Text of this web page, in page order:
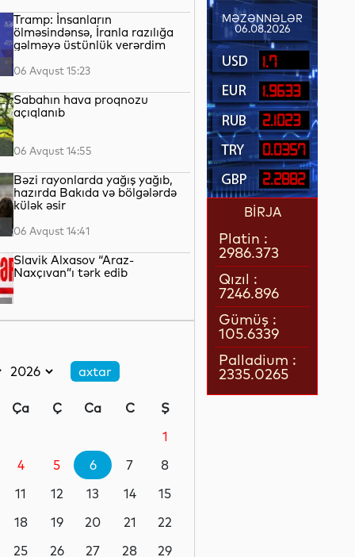
Tramp: İnsanların
ölməsindənsə, İranla razılığa
gəlməyə üstünlük verərdim
06 Avqust 15:23
Sabahın hava proqnozu
açıqlanıb
06 Avqust 14:55
Bəzi rayonlarda yağış yağıb,
hazırda Bakıda və bölgələrdə
külək əsir
06 Avqust 14:41
Slavik Alxasov “Araz-
Naxçıvan”ı tərk edib
çəkilişi başa çatıb
06 Avqust 14:34
İndiyədək Bakı-Tbilisi-Ceyhan
çox neft nəql edilib
06 Avqust 14:29
Ça Ç Ca C
Ş
1
4 5 6 7
8
11 12 13 14
15
18 19 20 21
22
25 26 27 28
29
MƏZƏNNƏLƏR
06.08.2026
1.7
1.9633
2.1023
0.0357
2.2882
BİRJA
Platin :
2986.373
Qızıl :
7246.896
Gümüş :
105.6339
Palladium :
2335.0265